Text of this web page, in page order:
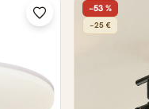
−53 %
−25 €